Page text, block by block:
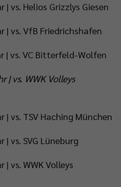
| vs. Helios Grizzlys Giesen
| vs. VfB Friedrichshafen
| vs. VC Bitterfeld-Wolfen
| vs. WWK Volleys
| vs. TSV Haching München
| vs. SVG Lüneburg
| vs. WWK Volleys